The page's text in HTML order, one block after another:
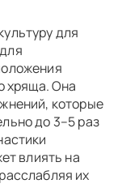
для
хряща. Она
которые
до 3–5 раз
влиять на
их